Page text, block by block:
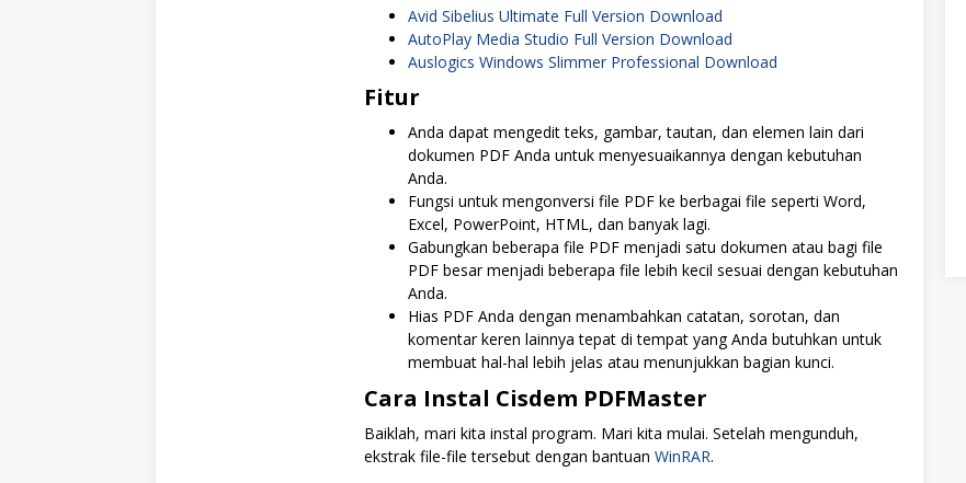
Avid Sibelius Ultimate Full Version Download
AutoPlay Media Studio Full Version Download
Auslogics Windows Slimmer Professional Download
Fitur
Anda dapat mengedit teks, gambar, tautan, dan elemen lain dari
dokumen PDF Anda untuk menyesuaikannya dengan kebutuhan
Anda.
Fungsi untuk mengonversi file PDF ke berbagai file seperti Word,
Excel, PowerPoint, HTML, dan banyak lagi.
Gabungkan beberapa file PDF menjadi satu dokumen atau bagi file
PDF besar menjadi beberapa file lebih kecil sesuai dengan kebutuhan
Anda.
Hias PDF Anda dengan menambahkan catatan, sorotan, dan
komentar keren lainnya tepat di tempat yang Anda butuhkan untuk
membuat hal-hal lebih jelas atau menunjukkan bagian kunci.
Cara Instal Cisdem PDFMaster
Baiklah, mari kita instal program. Mari kita mulai. Setelah mengunduh,
ekstrak file-file tersebut dengan bantuan WinRAR.